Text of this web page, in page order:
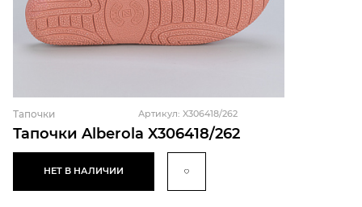
Тапочки Alberola X306418/262
Тапочки Артикул: X306418/262
НЕТ В НАЛИЧИИ